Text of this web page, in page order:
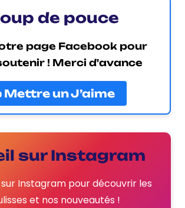
de pouce
page Facebook pour
! Merci d'avance
Mettre un J’aime
sur Instagram
sur Instagram pour découvrir les
et nos nouveautés !